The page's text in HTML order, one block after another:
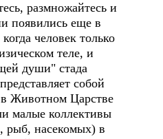
размножайтесь и
появились еще в
человек только
теле, и
души" стада
собой
Животном Царстве
малые коллективы
рыб, насекомых) в